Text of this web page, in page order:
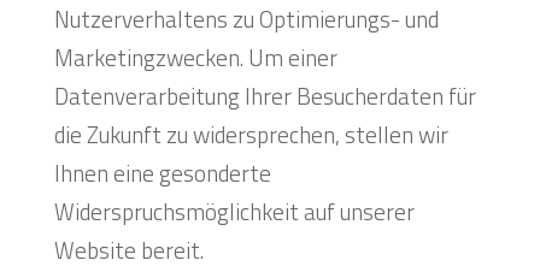
Nutzerverhaltens zu Optimierungs- und
Marketingzwecken. Um einer
Datenverarbeitung Ihrer Besucherdaten für
die Zukunft zu widersprechen, stellen wir
Ihnen eine gesonderte
Widerspruchsmöglichkeit auf unserer
Website bereit.